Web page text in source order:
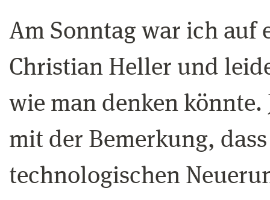
Am Sonntag war ich auf
Christian Heller und
wie man denken
mit der Bemerkung,
technologischen